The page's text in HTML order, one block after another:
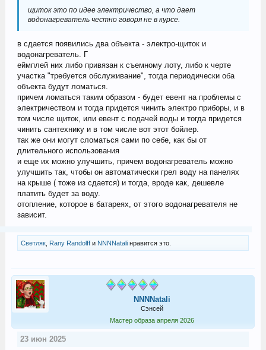
щиток это по идее электричество, а что дает
водонагреватель честно говоря не в курсе.
в сдается появились два объекта - электро-щиток и
водонагреватель. Г
еймплей них либо привязан к съемному лоту, либо к черте
участка "требуется обслуживание", тогда периодически оба
объекта будут ломаться.
причем ломаться таким образом - будет евент на проблемы с
электричеством и тогда придется чинить электро приборы, и в
том числе щиток, или евент с подачей воды и тогда придется
чинить сантехнику и в том числе вот этот бойлер.
так же они могут сломаться сами по себе, как бы от
длительного использования
и еще их можно улучшить, причем водонагреватель можно
улучшить так, чтобы он автоматически грел воду на панелях
на крыше ( тоже из сдается) и тогда, вроде как, дешевле
платить будет за воду.
отопление, которое в батареях, от этого водонагревателя не
зависит.
Светляк, Rany Randolffи NNNNataliнравится это.
NNNNatali
Сэнсей
Мастер образа апреля 2026
23 июн 2025